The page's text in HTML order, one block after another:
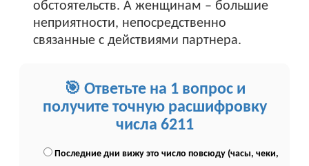
обстоятельств. А женщинам – большие
неприятности, непосредственно
связанные с действиями партнера.
🎯 Ответьте на 1 вопрос и
получите точную расшифровку
числа 6211
Последние дни вижу это число повсюду (часы, чеки,